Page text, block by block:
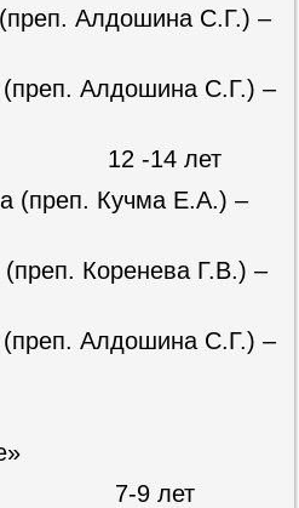
Алдошина С.Г.) –
Алдошина С.Г.) –
лет
(преп. Кучма Е.А.) –
Коренева Г.В.) –
Алдошина С.Г.) –